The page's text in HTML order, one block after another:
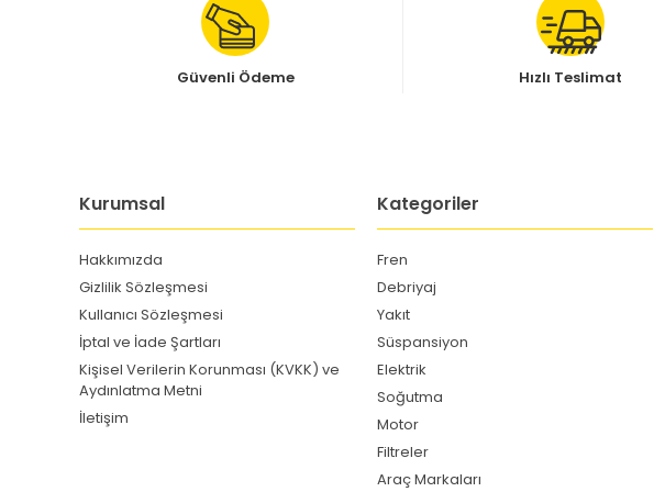
Güvenli Ödeme Hızlı Teslimat
Kurumsal
Hakkımızda
Gizlilik Sözleşmesi
Kullanıcı Sözleşmesi
İptal ve İade Şartları
Kişisel Verilerin Korunması (KVKK) ve
Aydınlatma Metni
İletişim
Kategoriler
Fren
Debriyaj
Yakıt
Süspansiyon
Elektrik
Soğutma
Motor
Filtreler
Araç Markaları